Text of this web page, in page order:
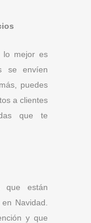
lo mejor es
se envíen
puedes
a clientes
que te
que están
Navidad.
y que